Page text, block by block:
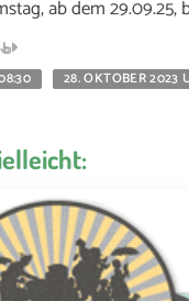
ab dem 29.09.25,
28. OKTOBER 2023